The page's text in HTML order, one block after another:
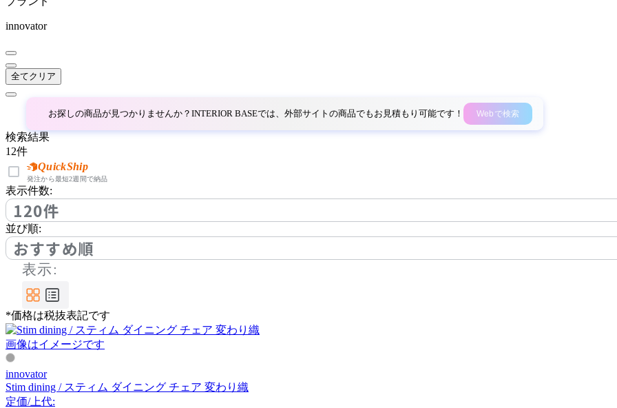
アイコ
アイネクス
aluna
アルナ
Andreu World
アンドリューワールド
ANONIMA CASTELLI
アノニマカステッリ
Another Garden
アナザーガーデン
座面高
innovator
全てクリア
お探しの商品が見つかりませんか？INTERIOR BASEでは、外部サイトの商品でもお見積もり可能です！ Webで検索
検索結果
12件
QuickShip
発注から最短2週間で納品
表示件数:
120件
並び順:
おすすめ順
表示:
*価格は税抜表記です
画像はイメージです
innovator
Stim dining / スティム ダイニング チェア 変わり織
定価/上代: